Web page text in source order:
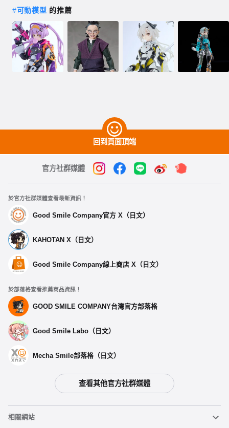
#可動模型 的推薦
回到頁面頂端
官方社群媒體
於官方社群媒體查看最新資訊！
Good Smile Company官方 X（日文）
KAHOTAN X（日文）
Good Smile Company線上商店 X（日文）
於部落格查看推薦商品資訊！
GOOD SMILE COMPANY台灣官方部落格
Good Smile Labo（日文）
Mecha Smile部落格（日文）
查看其他官方社群媒體
相關網站